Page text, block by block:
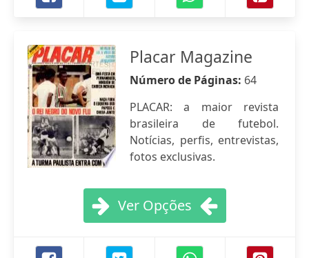
Placar Magazine
Número de Páginas: 64
PLACAR: a maior revista
brasileira de futebol.
Notícias, perfis, entrevistas,
fotos exclusivas.
Ver Opções